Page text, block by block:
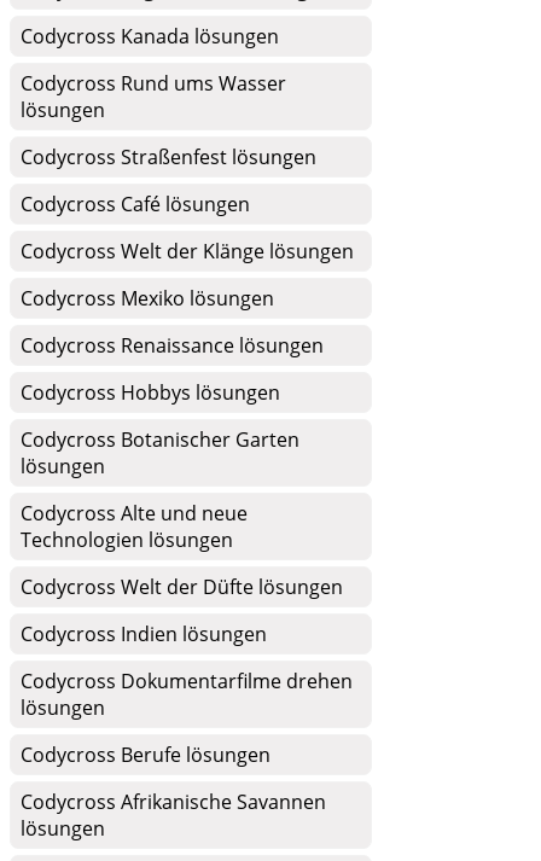
Codycross Kanada lösungen
Codycross Rund ums Wasser
lösungen
Codycross Straßenfest lösungen
Codycross Café lösungen
Codycross Welt der Klänge lösungen
Codycross Mexiko lösungen
Codycross Renaissance lösungen
Codycross Hobbys lösungen
Codycross Botanischer Garten
lösungen
Codycross Alte und neue
Technologien lösungen
Codycross Welt der Düfte lösungen
Codycross Indien lösungen
Codycross Dokumentarfilme drehen
lösungen
Codycross Berufe lösungen
Codycross Afrikanische Savannen
lösungen